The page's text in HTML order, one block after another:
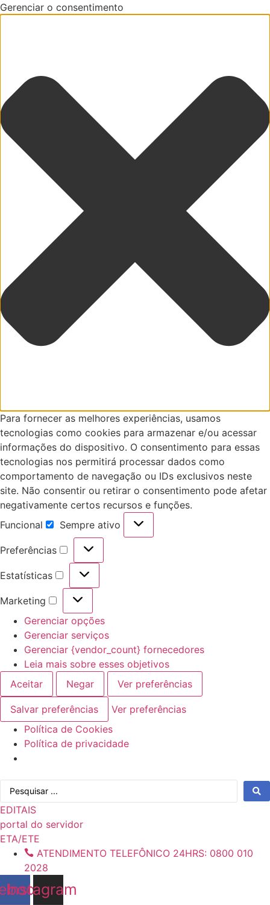
Gerenciar o consentimento
Para fornecer as melhores experiências, usamos
tecnologias como cookies para armazenar e/ou acessar
informações do dispositivo. O consentimento para essas
tecnologias nos permitirá processar dados como
comportamento de navegação ou IDs exclusivos neste
site. Não consentir ou retirar o consentimento pode afetar
negativamente certos recursos e funções.
Funcional
Funcional
Sempre ativo
Preferências
Preferências
Estatísticas
Estatísticas
Marketing
Marketing
Gerenciar opções
Gerenciar serviços
Gerenciar {vendor_count} fornecedores
Leia mais sobre esses objetivos
Aceitar
Negar Ver preferências
Salvar preferências
Ver preferências
Política de Cookies
Política de privacidade
para
o
conteúdo
Pesquisar
EDITAIS
portal do servidor
ETA/ETE
ATENDIMENTO TELEFÔNICO 24HRS: 0800 010
2028
Instagram